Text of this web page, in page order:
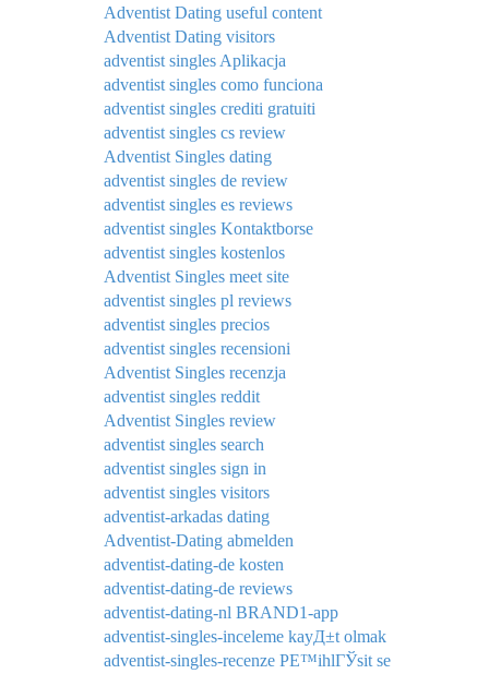
Adventist Dating useful content
Adventist Dating visitors
adventist singles Aplikacja
adventist singles como funciona
adventist singles crediti gratuiti
adventist singles cs review
Adventist Singles dating
adventist singles de review
adventist singles es reviews
adventist singles Kontaktborse
adventist singles kostenlos
Adventist Singles meet site
adventist singles pl reviews
adventist singles precios
adventist singles recensioni
Adventist Singles recenzja
adventist singles reddit
Adventist Singles review
adventist singles search
adventist singles sign in
adventist singles visitors
adventist-arkadas dating
Adventist-Dating abmelden
adventist-dating-de kosten
adventist-dating-de reviews
adventist-dating-nl BRAND1-app
adventist-singles-inceleme kayД±t olmak
adventist-singles-recenze PЕ™ihlГЎsit se